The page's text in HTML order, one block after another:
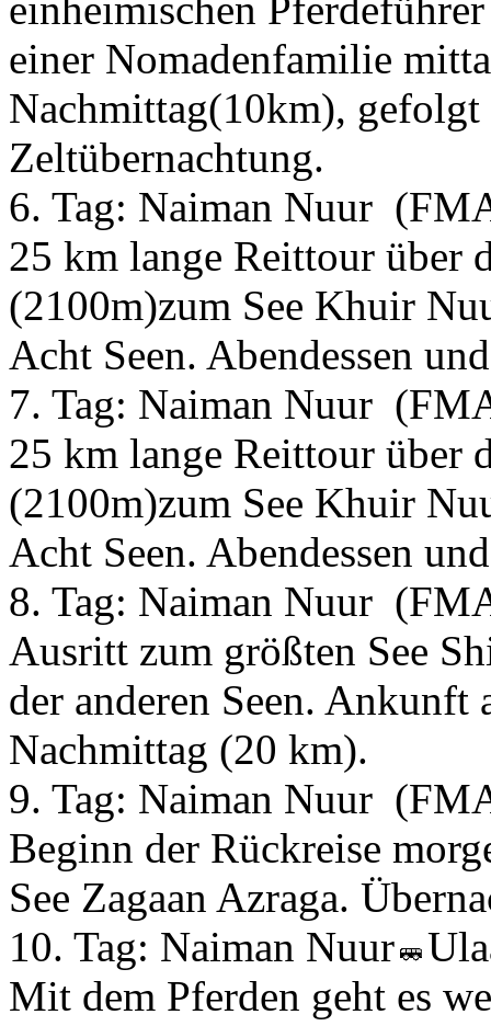
einheimischen
einer Nomadenfamilie
Nachmittag(10km), gefolgt
Zeltübernachtung.
6. Tag: Naiman Nuur
25 km lange Reittour über
(2100m)zum See Khuir
Acht Seen. Abendessen
7. Tag: Naiman Nuur
25 km lange Reittour über
(2100m)zum See Khuir
Acht Seen. Abendessen
8. Tag: Naiman Nuur
Ausritt zum größten See
der anderen Seen. Ankunft
Nachmittag (20 km).
9. Tag: Naiman Nuur
Beginn der Rückreise
See Zagaan Azraga.
10. Tag: Naiman Nuur
Mit dem Pferden geht es